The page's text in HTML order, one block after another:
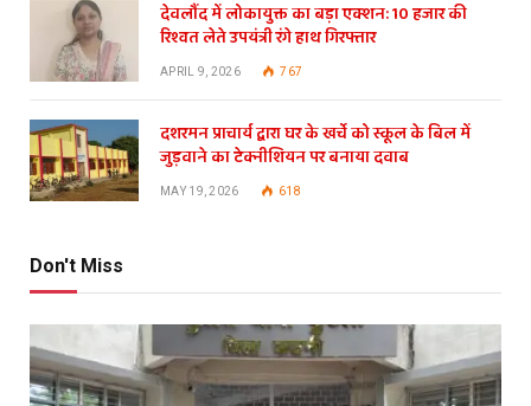
देवलौंद में लोकायुक्त का बड़ा एक्शन: 10 हजार की
रिश्वत लेते उपयंत्री रंगे हाथ गिरफ्तार
APRIL 9, 2026 767
दशरमन प्राचार्य द्वारा घर के खर्चे को स्कूल के बिल में
जुड़वाने का टेक्नीशियन पर बनाया दवाब
MAY 19, 2026 618
Don't Miss